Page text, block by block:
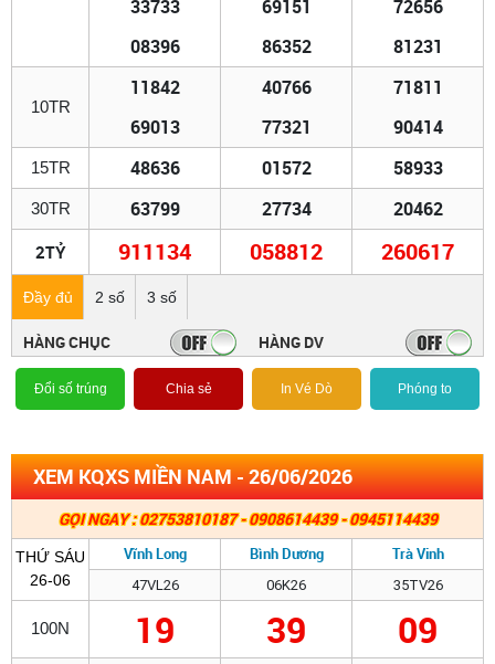
33733
08396
69151
86352
72656
81231
10TR
11842
69013
40766
77321
71811
90414
15TR 48636 01572 58933
30TR 63799 27734 20462
2TỶ 911134 058812 260617
Đầy đủ 2 số 3 số
HÀNG CHỤC HÀNG DV
Đổi số trúng Chia sẻ In Vé Dò Phóng to
XEM KQXS MIỀN NAM - 26/06/2026
GỌI NGAY : 02753810187 - 0908614439 - 0945114439
THỨ SÁU
26-06
Vĩnh Long Bình Dương Trà Vinh
47VL26 06K26 35TV26
100N 19 39 09